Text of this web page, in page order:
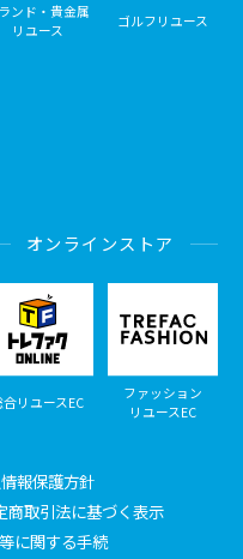
ンド・貴金属
リユース
ゴルフリユース
オンラインストア
合リユースEC
ファッション
リユースEC
報保護方針
商取引法に基づく表示
に関する手続